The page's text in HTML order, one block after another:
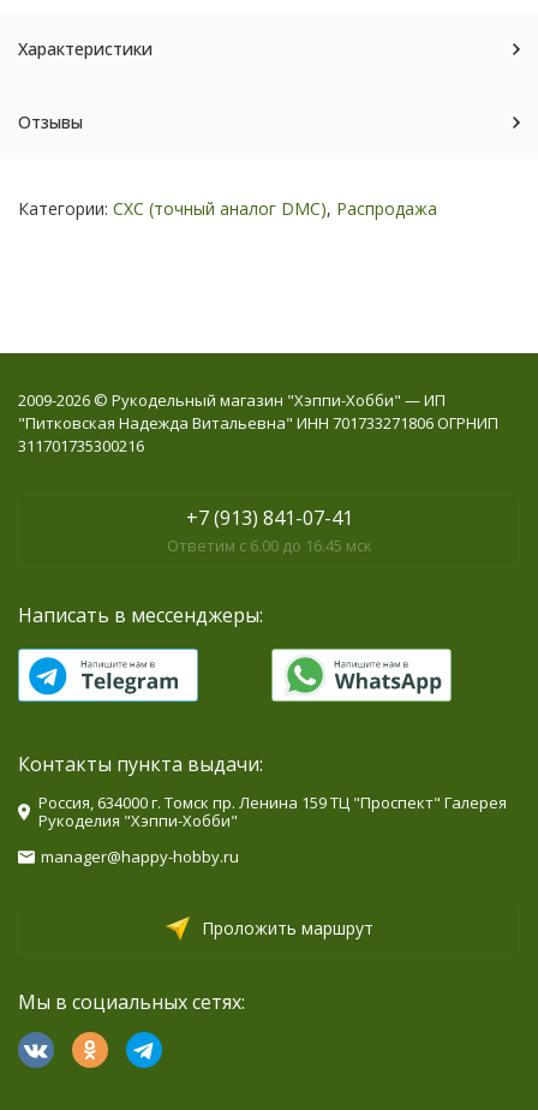
Характеристики
Отзывы
Категории: СХС (точный аналог DMC), Распродажа
2009-2026 © Рукодельный магазин "Хэппи-Хобби" — ИП
"Питковская Надежда Витальевна" ИНН 701733271806 ОГРНИП
311701735300216
+7 (913) 841-07-41
Ответим с 6.00 до 16.45 мск
Написать в мессенджеры:
Контакты пункта выдачи:
Россия, 634000 г. Томск пр. Ленина 159 ТЦ "Проспект" Галерея
Рукоделия "Хэппи-Хобби"
manager@happy-hobby.ru
Проложить маршрут
Мы в социальных сетях: